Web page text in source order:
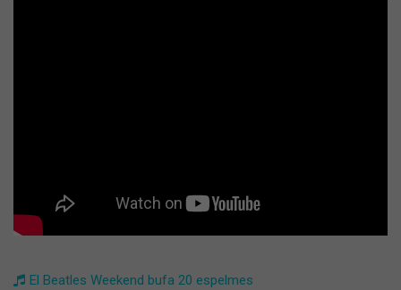
El Beatles Weekend bufa 20 espelmes